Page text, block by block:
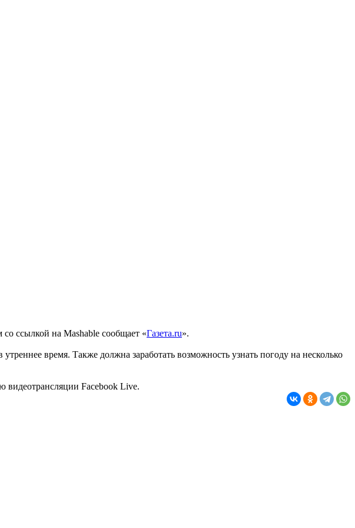
ссылкой на Mashable сообщает «Газета.ru».
время. Также должна заработать возможность узнать погоду на несколько
видеотрансляции Facebook Live.